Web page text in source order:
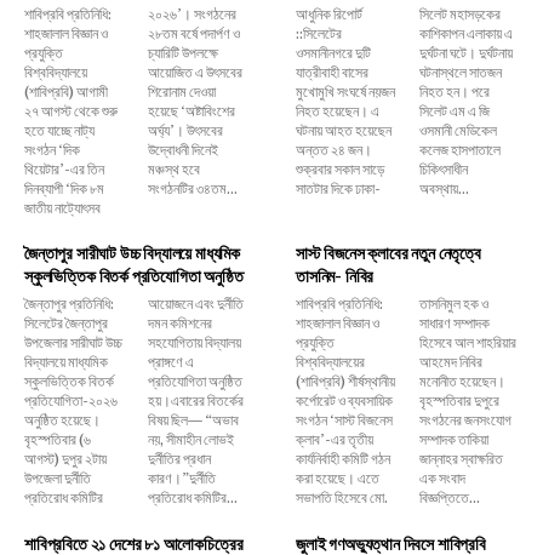
শাবিপ্রবি প্রতিনিধি:
শাহজালাল বিজ্ঞান ও
প্রযুক্তি
বিশ্ববিদ্যালয়ে
(শাবিপ্রবি) আগামী
২৭ আগস্ট থেকে শুরু
হতে যাচ্ছে নাট্য
সংগঠন ‘দিক
থিয়েটার’-এর তিন
দিনব্যাপী ‘দিক ৮ম
জাতীয় নাট্যোৎসব
২০২৬’। সংগঠনের
২৮তম বর্ষে পদার্পণ ও
চ্যারিটি উপলক্ষে
আয়োজিত এ উৎসবের
শিরোনাম দেওয়া
হয়েছে ‘অষ্টাবিংশের
অর্ঘ্য’। উৎসবের
উদ্বোধনী দিনেই
মঞ্চস্থ হবে
সংগঠনটির ৩৪তম...
আধুনিক রিপোর্ট
::সিলেটের
ওসমানীনগরে দুটি
যাত্রীবাহী বাসের
মুখোমুখি সংঘর্ষে নয়জন
নিহত হয়েছেন। এ
ঘটনায় আহত হয়েছেন
অন্তত ২৪ জন।
শুক্রবার সকাল সাড়ে
সাতটার দিকে ঢাকা-
সিলেট মহাসড়কের
কাশিকাপন এলাকায় এ
দুর্ঘটনা ঘটে। দুর্ঘটনায়
ঘটনাস্থলে সাতজন
নিহত হন। পরে
সিলেট এম এ জি
ওসমানী মেডিকেল
কলেজ হাসপাতালে
চিকিৎসাধীন
অবস্থায়...
জৈন্তাপুর সারীঘাট উচ্চ বিদ্যালয়ে মাধ্যমিক
স্কুলভিত্তিক বিতর্ক প্রতিযোগিতা অনুষ্ঠিত
জৈন্তাপুর প্রতিনিধি:
সিলেটের জৈন্তাপুর
উপজেলার সারীঘাট উচ্চ
বিদ্যালয়ে মাধ্যমিক
স্কুলভিত্তিক বিতর্ক
প্রতিযোগিতা-২০২৬
অনুষ্ঠিত হয়েছে।
বৃহস্পতিবার (৬
আগস্ট) দুপুর ২টায়
উপজেলা দুর্নীতি
প্রতিরোধ কমিটির
আয়োজনে এবং দুর্নীতি
দমন কমিশনের
সহযোগিতায় বিদ্যালয়
প্রাঙ্গণে এ
প্রতিযোগিতা অনুষ্ঠিত
হয়।এবারের বিতর্কের
বিষয় ছিল— “অভাব
নয়, সীমাহীন লোভই
দুর্নীতির প্রধান
কারণ।”দুর্নীতি
প্রতিরোধ কমিটির...
সাস্ট বিজনেস ক্লাবের নতুন নেতৃত্বে
তাসনিম- নিবির
শাবিপ্রবি প্রতিনিধি:
শাহজালাল বিজ্ঞান ও
প্রযুক্তি
বিশ্ববিদ্যালয়ের
(শাবিপ্রবি) শীর্ষস্থানীয়
কর্পোরেট ও ব্যবসায়িক
সংগঠন ‘সাস্ট বিজনেস
ক্লাব’-এর তৃতীয়
কার্যনির্বাহী কমিটি গঠন
করা হয়েছে। এতে
সভাপতি হিসেবে মো.
তাসনিমুল হক ও
সাধারণ সম্পাদক
হিসেবে আল শাহরিয়ার
আহমেদ নিবির
মনোনীত হয়েছেন।
বৃহস্পতিবার দুপুরে
সংগঠনের জনসংযোগ
সম্পাদক তাকিয়া
জান্নাহর স্বাক্ষরিত
এক সংবাদ
বিজ্ঞপ্তিতে...
শাবিপ্রবিতে ২১ দেশের ৮১ আলোকচিত্রের
জুলাই গণঅভ্যুত্থান দিবসে শাবিপ্রবি